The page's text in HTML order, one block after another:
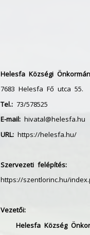
Helesfa Községi
7683 Helesfa Fő utca 55.
Tel.: 73/578525
E-mail: hivatal@helesfa.hu
URL: https://helesfa.hu/
Szervezeti felépítés:
https://szentlorinc.hu/
Vezetői:
Helesfa Község